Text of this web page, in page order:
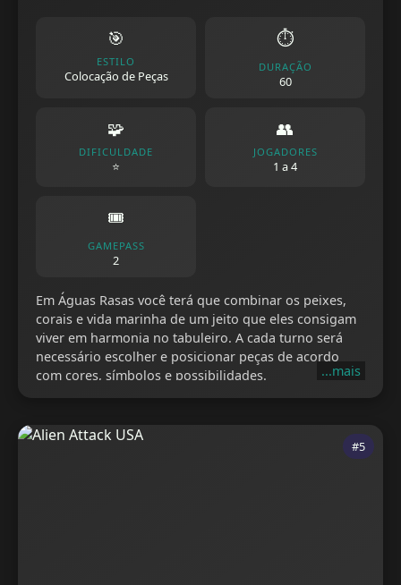
🎯
ESTILO
Colocação de Peças
⏱️
DURAÇÃO
60
🧩
DIFICULDADE
⭐
👥
JOGADORES
1 a 4
🎟️
GAMEPASS
2
Em Águas Rasas você terá que combinar os peixes,
corais e vida marinha de um jeito que eles consigam
viver em harmonia no tabuleiro. A cada turno será
necessário escolher e posicionar peças de acordo
com cores, símbolos e possibilidades.
...mais
#5